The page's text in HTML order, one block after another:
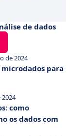
de dados
de 2024
microdados para
2024
como
os dados com